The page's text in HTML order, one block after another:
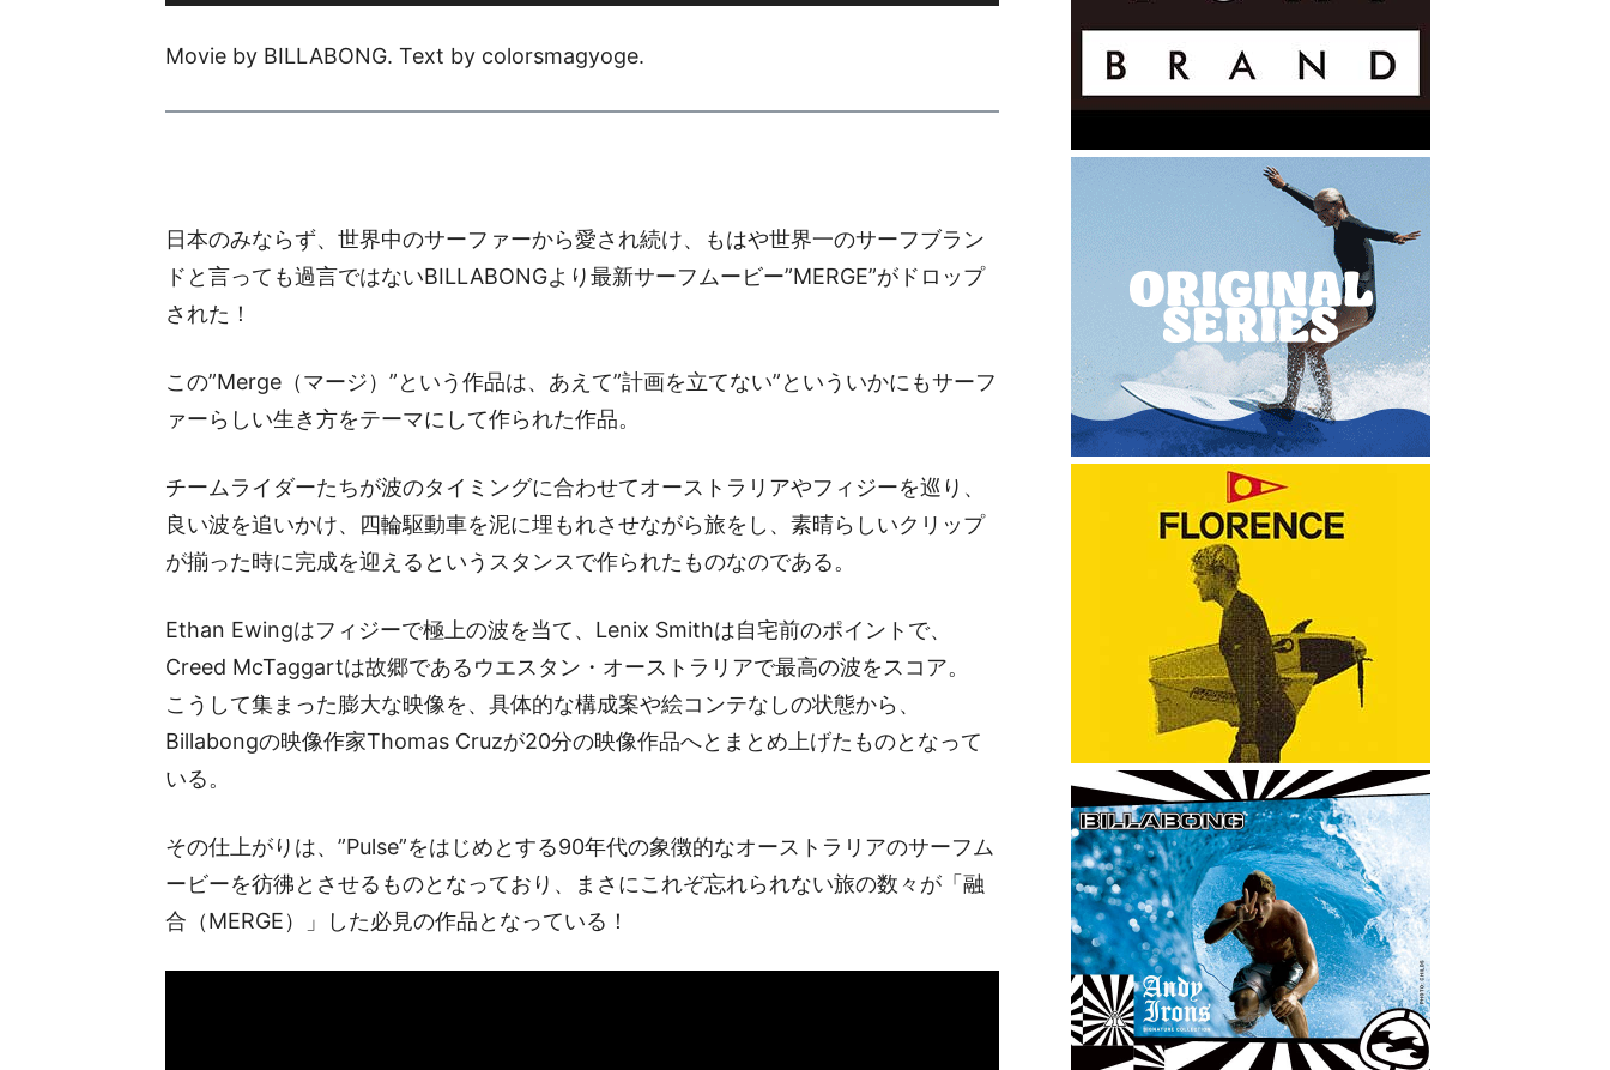
Movie by BILLABONG. Text by colorsmagyoge.
日本のみならず、世界中のサーファーから愛され続け、もはや世界一のサーフブラン
ドと言っても過言ではないBILLABONGより最新サーフムービー”MERGE”がドロップ
された！
この”Merge（マージ）”という作品は、あえて”計画を立てない”といういかにもサーフ
ァーらしい生き方をテーマにして作られた作品。
チームライダーたちが波のタイミングに合わせてオーストラリアやフィジーを巡り、
良い波を追いかけ、四輪駆動車を泥に埋もれさせながら旅をし、素晴らしいクリップ
が揃った時に完成を迎えるというスタンスで作られたものなのである。
Ethan Ewingはフィジーで極上の波を当て、Lenix Smithは自宅前のポイントで、
Creed McTaggartは故郷であるウエスタン・オーストラリアで最高の波をスコア。
こうして集まった膨大な映像を、具体的な構成案や絵コンテなしの状態から、
Billabongの映像作家Thomas Cruzが20分の映像作品へとまとめ上げたものとなって
いる。
その仕上がりは、”Pulse”をはじめとする90年代の象徴的なオーストラリアのサーフム
ービーを彷彿とさせるものとなっており、まさにこれぞ忘れられない旅の数々が「融
合（MERGE）」した必見の作品となっている！